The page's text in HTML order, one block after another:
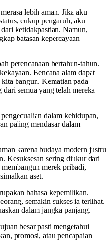
lebih aman. Jika aku
cukup pengaruh, aku
ketidakpastian. Namun,
batasan kepercayaan
perencanaan bertahun-tahun.
Bencana alam dapat
bangun. Kematian pada
semua yang telah mereka
dalam kehidupan,
paling mendasar dalam
karena budaya modern justru
Kesuksesan sering diukur dari
merek pribadi,
aset.
bahasa kepemilikan.
semakin sukses ia terlihat.
dalam jangka panjang.
besar pasti mengetahui
promosi, atau pencapaian